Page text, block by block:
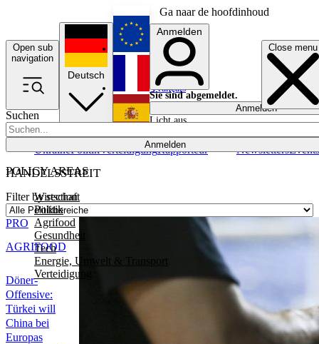
Ga naar de hoofdinhoud
Open sub
navigation
Close menu
Suchen
Anmelden
POLICY AREAS
Wirtschaft
Politik
Agrifood
Gesundheit
Tech
Energie, Umwelt & Transport
Verteidigung
UkrainePolitikVerteidigungRapporteur NewslettersEvents
Deutsch
English
Français
Anmelden
Sie sind abgemeldet.
Anmelden
Licht aus
HANDELSSTREIT
Filter by section
Döner-
Offensive:
Türkei will
China bei
Europas
PRO
AGRIFOOD